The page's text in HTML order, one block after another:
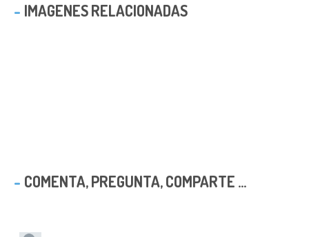
IMAGENES RELACIONADAS
COMENTA, PREGUNTA, COMPARTE ...